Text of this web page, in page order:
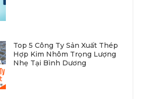
Top 5 Công Ty Sản Xuất Thép
Hợp Kim Nhôm Trọng Lượng
Nhẹ Tại Bình Dương